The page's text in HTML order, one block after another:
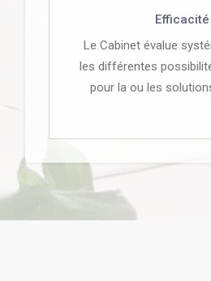
Efficacité
Le Cabinet évalue
les différentes
pour la ou les